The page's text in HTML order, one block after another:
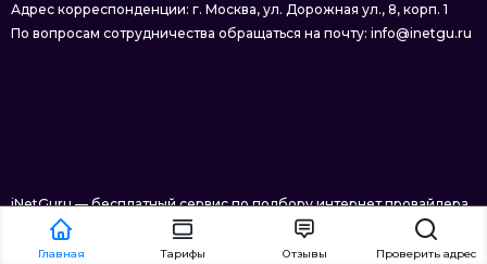
Адрес корреспонденции: г. Москва, ул. Дорожная ул., 8, корп. 1
По вопросам сотрудничества обращаться на почту: info@inetgu.ru
iNetGuru — бесплатный сервис по подбору интернет провайдера
в Москве © 2026